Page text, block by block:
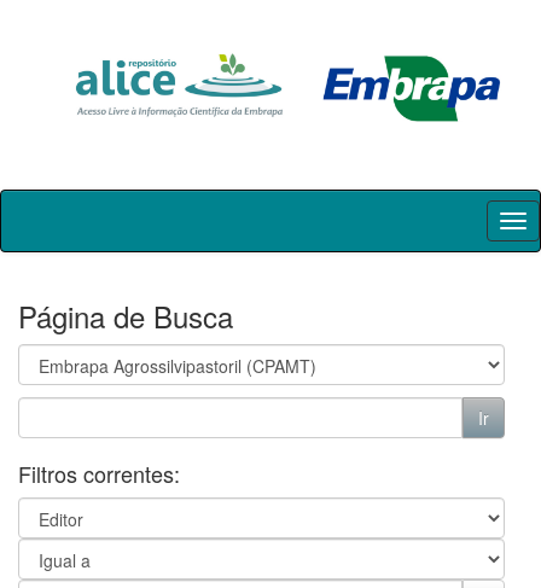
Skip
Página de Busca
Filtros correntes: